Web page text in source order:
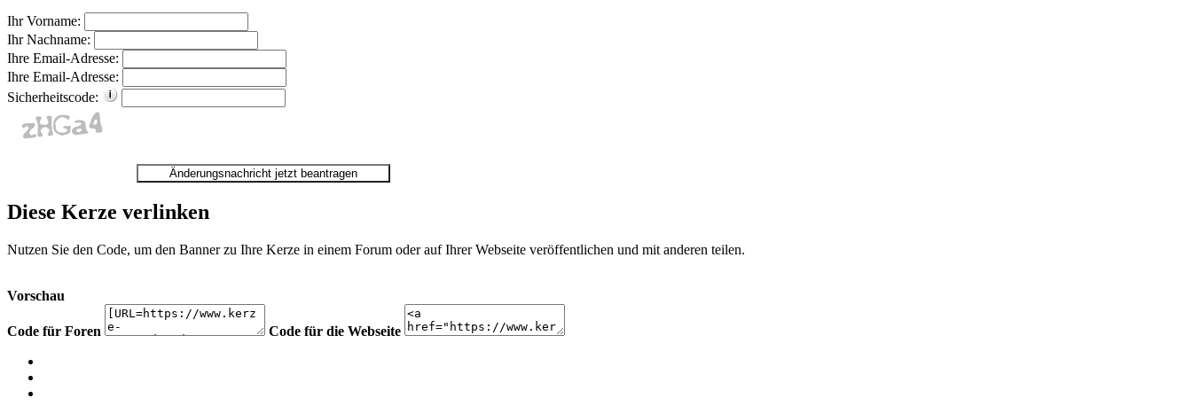
Ihr Vorname:
Ihr Nachname:
Ihre Email-Adresse:
Ihre Email-Adresse:
Sicherheitscode:
Diese Kerze verlinken
Nutzen Sie den Code, um den Banner zu Ihre Kerze in einem Forum oder auf Ihrer Webseite veröffentlichen und mit anderen teilen.
Vorschau
Code für Foren Code für die Webseite